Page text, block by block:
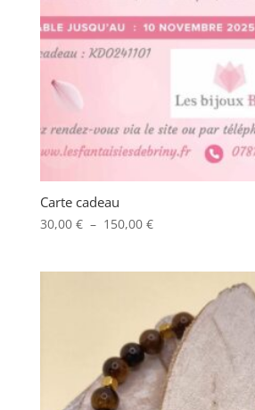
Carte cadeau
30,00 € – 150,00 €Plage
150,00 €